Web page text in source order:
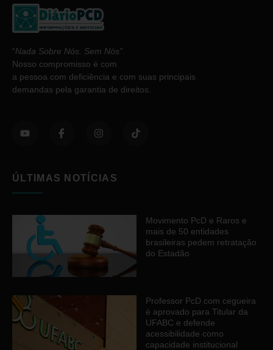
“Nada Sobre Nós. Sem Nós”
Nosso compromisso é com
a pessoa com deficiência e com suas principais
demandas pela garantia de direitos.
ÚLTIMAS NOTÍCIAS
Movimento PcD e Raros e
mais de 50 entidades
brasileiras pedem retratação
do Estadão
Professor PcD com cegueira
é aprovado para Titular da
UFABC e defende
acessibilidade como
capacidade institucional